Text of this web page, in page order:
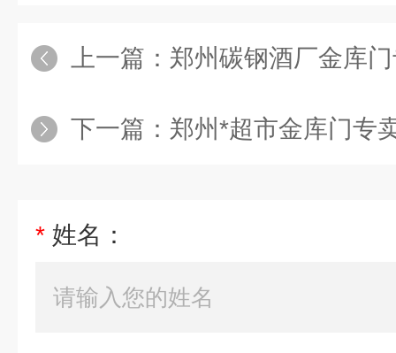
上一篇： 郑州碳钢酒厂金库
下一篇： 郑州*超市金库门专
* 姓名：